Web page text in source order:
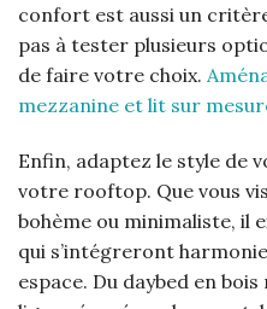
confort est aussi un
pas à tester plusieurs
de faire votre choix.
mezzanine et lit sur
Enfin, adaptez le style de
votre rooftop. Que vous
bohème ou minimaliste, il
qui s’intégreront
espace. Du daybed en